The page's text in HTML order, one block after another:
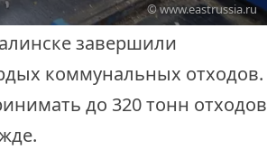
© www.eastrussia.ru
завершили
коммунальных отходов.
до 320 тонн отходов